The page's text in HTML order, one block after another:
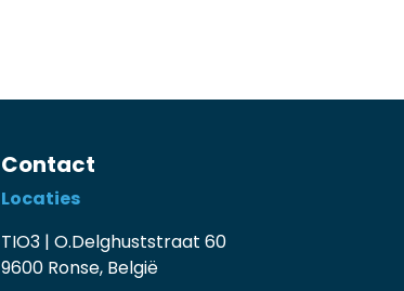
Contact
Locaties
TIO3 | O.Delghuststraat 60
9600 Ronse, België